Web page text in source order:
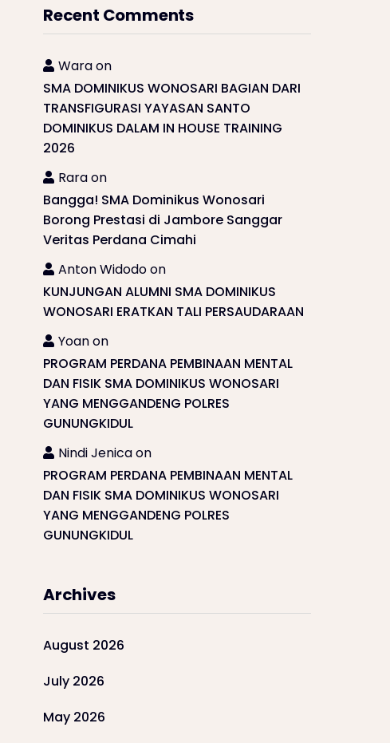
Recent Comments
Waraon
SMA DOMINIKUS WONOSARI BAGIAN DARI
TRANSFIGURASI YAYASAN SANTO
DOMINIKUS DALAM IN HOUSE TRAINING
2026
Raraon
Bangga! SMA Dominikus Wonosari
Borong Prestasi di Jambore Sanggar
Veritas Perdana Cimahi
Anton Widodoon
KUNJUNGAN ALUMNI SMA DOMINIKUS
WONOSARI ERATKAN TALI PERSAUDARAAN
Yoanon
PROGRAM PERDANA PEMBINAAN MENTAL
DAN FISIK SMA DOMINIKUS WONOSARI
YANG MENGGANDENG POLRES
GUNUNGKIDUL
Nindi Jenicaon
PROGRAM PERDANA PEMBINAAN MENTAL
DAN FISIK SMA DOMINIKUS WONOSARI
YANG MENGGANDENG POLRES
GUNUNGKIDUL
Archives
August 2026
July 2026
May 2026